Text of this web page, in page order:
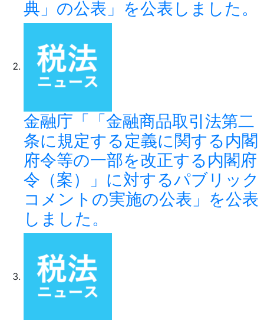
典」の公表」を公表しました。
金融庁「「金融商品取引法第二
条に規定する定義に関する内閣
府令等の一部を改正する内閣府
令（案）」に対するパブリック
コメントの実施の公表」を公表
しました。